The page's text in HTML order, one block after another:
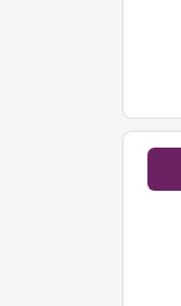
دارد که اتاق ها